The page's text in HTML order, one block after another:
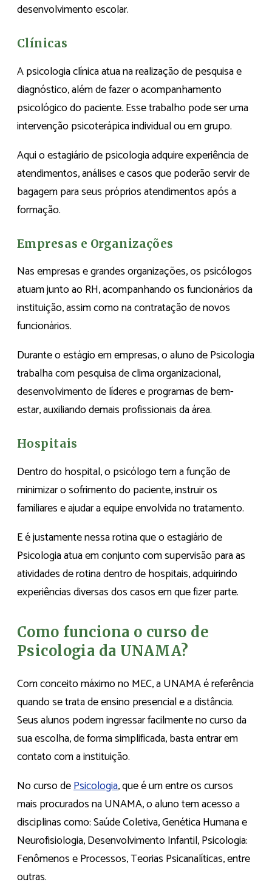
desenvolvimento escolar.
Clínicas
A psicologia clínica atua na realização de pesquisa e
diagnóstico, além de fazer o acompanhamento
psicológico do paciente. Esse trabalho pode ser uma
intervenção psicoterápica individual ou em grupo.
Aqui o estagiário de psicologia adquire experiência de
atendimentos, análises e casos que poderão servir de
bagagem para seus próprios atendimentos após a
formação.
Empresas e Organizações
Nas empresas e grandes organizações, os psicólogos
atuam junto ao RH, acompanhando os funcionários da
instituição, assim como na contratação de novos
funcionários.
Durante o estágio em empresas, o aluno de Psicologia
trabalha com pesquisa de clima organizacional,
desenvolvimento de líderes e programas de bem-
estar, auxiliando demais profissionais da área.
Hospitais
Dentro do hospital, o psicólogo tem a função de
minimizar o sofrimento do paciente, instruir os
familiares e ajudar a equipe envolvida no tratamento.
E é justamente nessa rotina que o estagiário de
Psicologia atua em conjunto com supervisão para as
atividades de rotina dentro de hospitais, adquirindo
experiências diversas dos casos em que fizer parte.
Como funciona o curso de
Psicologia da UNAMA?
Com conceito máximo no MEC, a UNAMA é referência
quando se trata de ensino presencial e a distância.
Seus alunos podem ingressar facilmente no curso da
sua escolha, de forma simplificada, basta entrar em
contato com a instituição.
No curso dePsicologia, que é um entre os cursos
mais procurados na UNAMA, o aluno tem acesso a
disciplinas como: Saúde Coletiva, Genética Humana e
Neurofisiologia, Desenvolvimento Infantil, Psicologia:
Fenômenos e Processos, Teorias Psicanalíticas, entre
outras.